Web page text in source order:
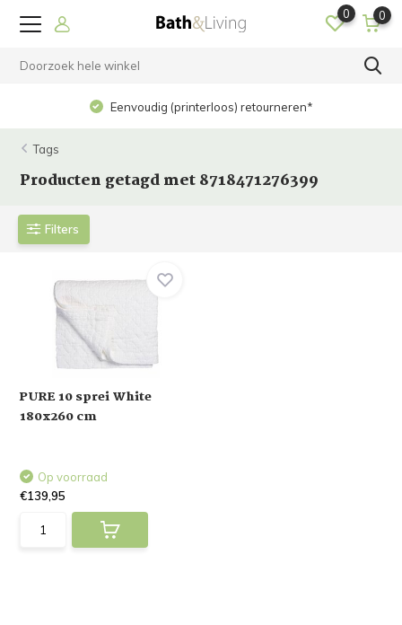
0 0
Eenvoudig (printerloos) retourneren*
Tags
Producten getagd met 8718471276399
Filters
PURE 10 sprei White
180x260 cm
Op voorraad
€139,95